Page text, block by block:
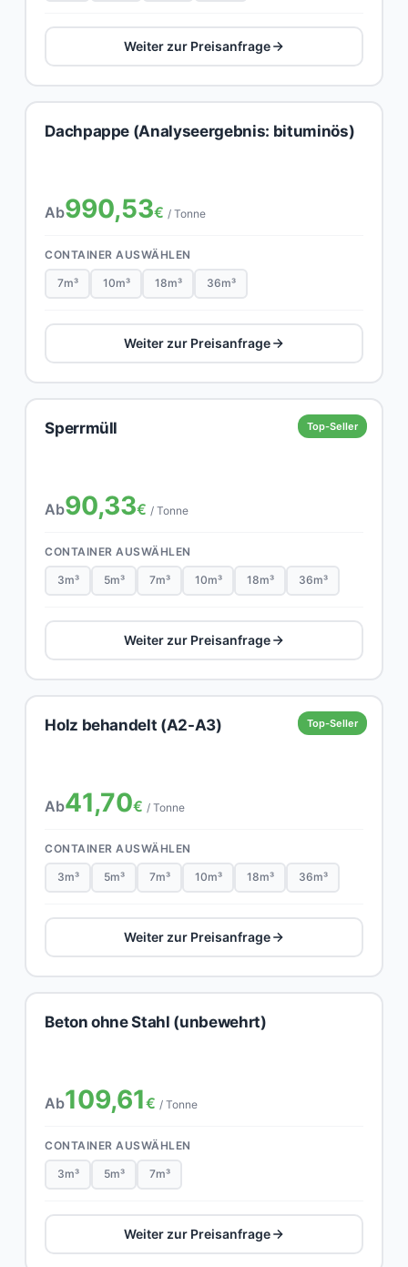
Weiter zur Preisanfrage
Dachpappe (Analyseergebnis: bituminös)
Ab990,53€ / Tonne
CONTAINER AUSWÄHLEN
7m³ 10m³ 18m³ 36m³
Weiter zur Preisanfrage
Top-Seller
Sperrmüll
Ab90,33€ / Tonne
CONTAINER AUSWÄHLEN
3m³ 5m³ 7m³ 10m³ 18m³ 36m³
Weiter zur Preisanfrage
Top-Seller
Holz behandelt (A2-A3)
Ab41,70€ / Tonne
CONTAINER AUSWÄHLEN
3m³ 5m³ 7m³ 10m³ 18m³ 36m³
Weiter zur Preisanfrage
Beton ohne Stahl (unbewehrt)
Ab109,61€ / Tonne
CONTAINER AUSWÄHLEN
3m³ 5m³ 7m³
Weiter zur Preisanfrage